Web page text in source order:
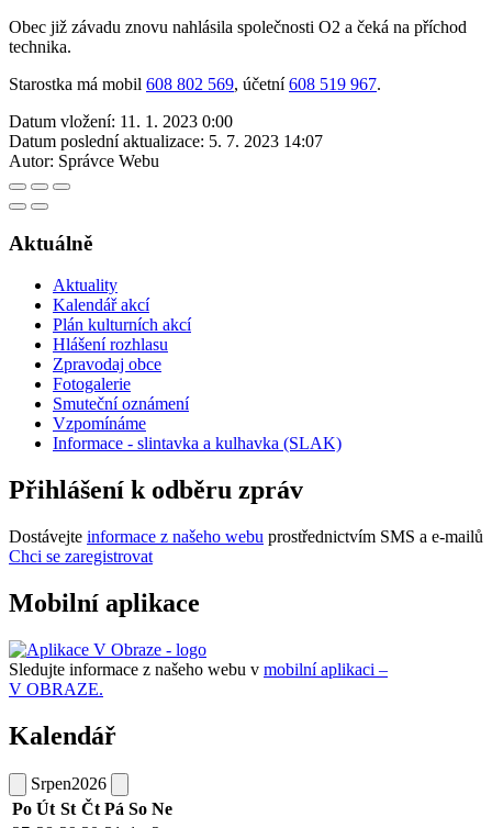
Obec již závadu znovu nahlásila společnosti O2 a čeká na příchod
technika.
Starostka má mobil 608 802 569, účetní608 519 967.
Datum vložení: 11. 1. 2023 0:00
Datum poslední aktualizace: 5. 7. 2023 14:07
Autor: Správce Webu
Aktuálně
Aktuality
Kalendář akcí
Plán kulturních akcí
Hlášení rozhlasu
Zpravodaj obce
Fotogalerie
Smuteční oznámení
Vzpomínáme
Informace - slintavka a kulhavka (SLAK)
Přihlášení k odběru zpráv
Dostávejte informace z našeho webu prostřednictvím SMS a e-mailů
Chci se zaregistrovat
Mobilní aplikace
Sledujte informace z našeho webu v mobilní aplikaci –
V OBRAZE.
Kalendář
Srpen2026
Po Út St Čt Pá So Ne